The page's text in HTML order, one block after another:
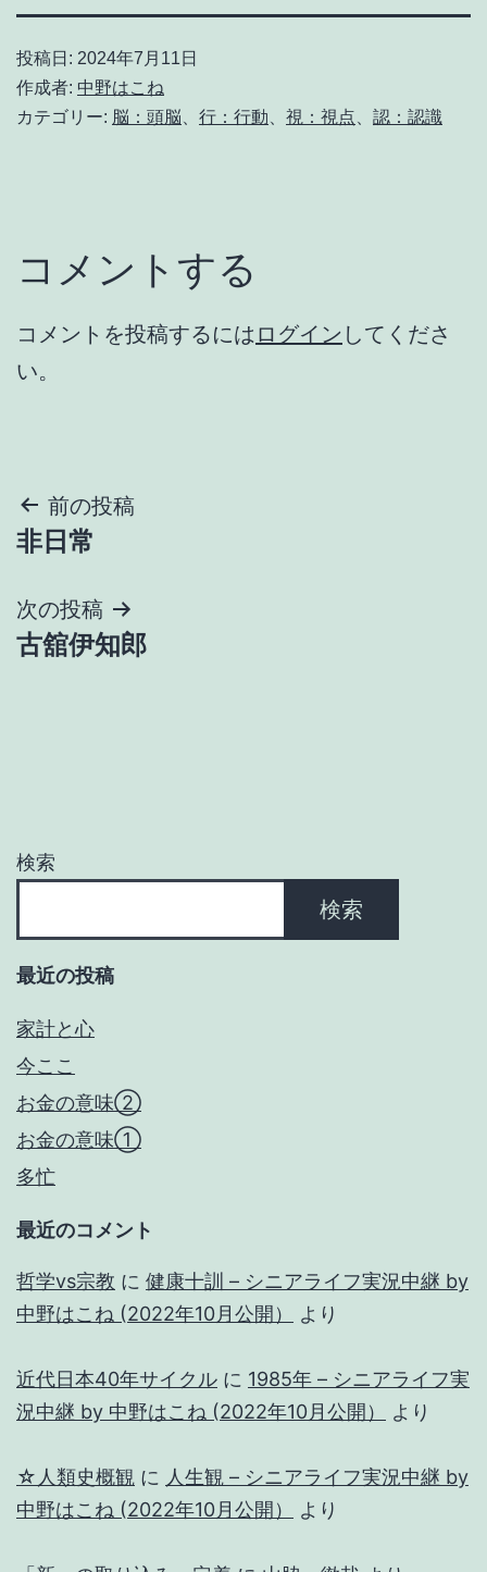
投稿日: 2024年7月11日
作成者: 中野はこね
カテゴリー: 脳：頭脳 行：行動 視：視点 認：認識
コメントする
コメントを投稿するには ログイン してくださ
い。
投
稿
ナ
ビ
ョ
前の投稿
非日常
次の投稿
古舘伊知郎
検索
検索
最近の投稿
家計と心
今ここ
お金の意味②
お金の意味①
多忙
最近のコメント
哲学vs宗教 に 健康十訓 – シニアライフ実況中継 by
中野はこね (2022年10月公開）
より
近代日本40年サイクル に 1985年 – シニアライフ実
況中継 by 中野はこね (2022年10月公開）
より
☆人類史概観 に 人生観 – シニアライフ実況中継 by
中野はこね (2022年10月公開）
より